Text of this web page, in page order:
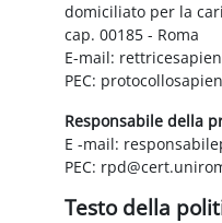
domiciliato per la
cap. 00185 - Roma
E-mail:
PEC:
Responsabile della
E -mail:
PEC:
Testo della